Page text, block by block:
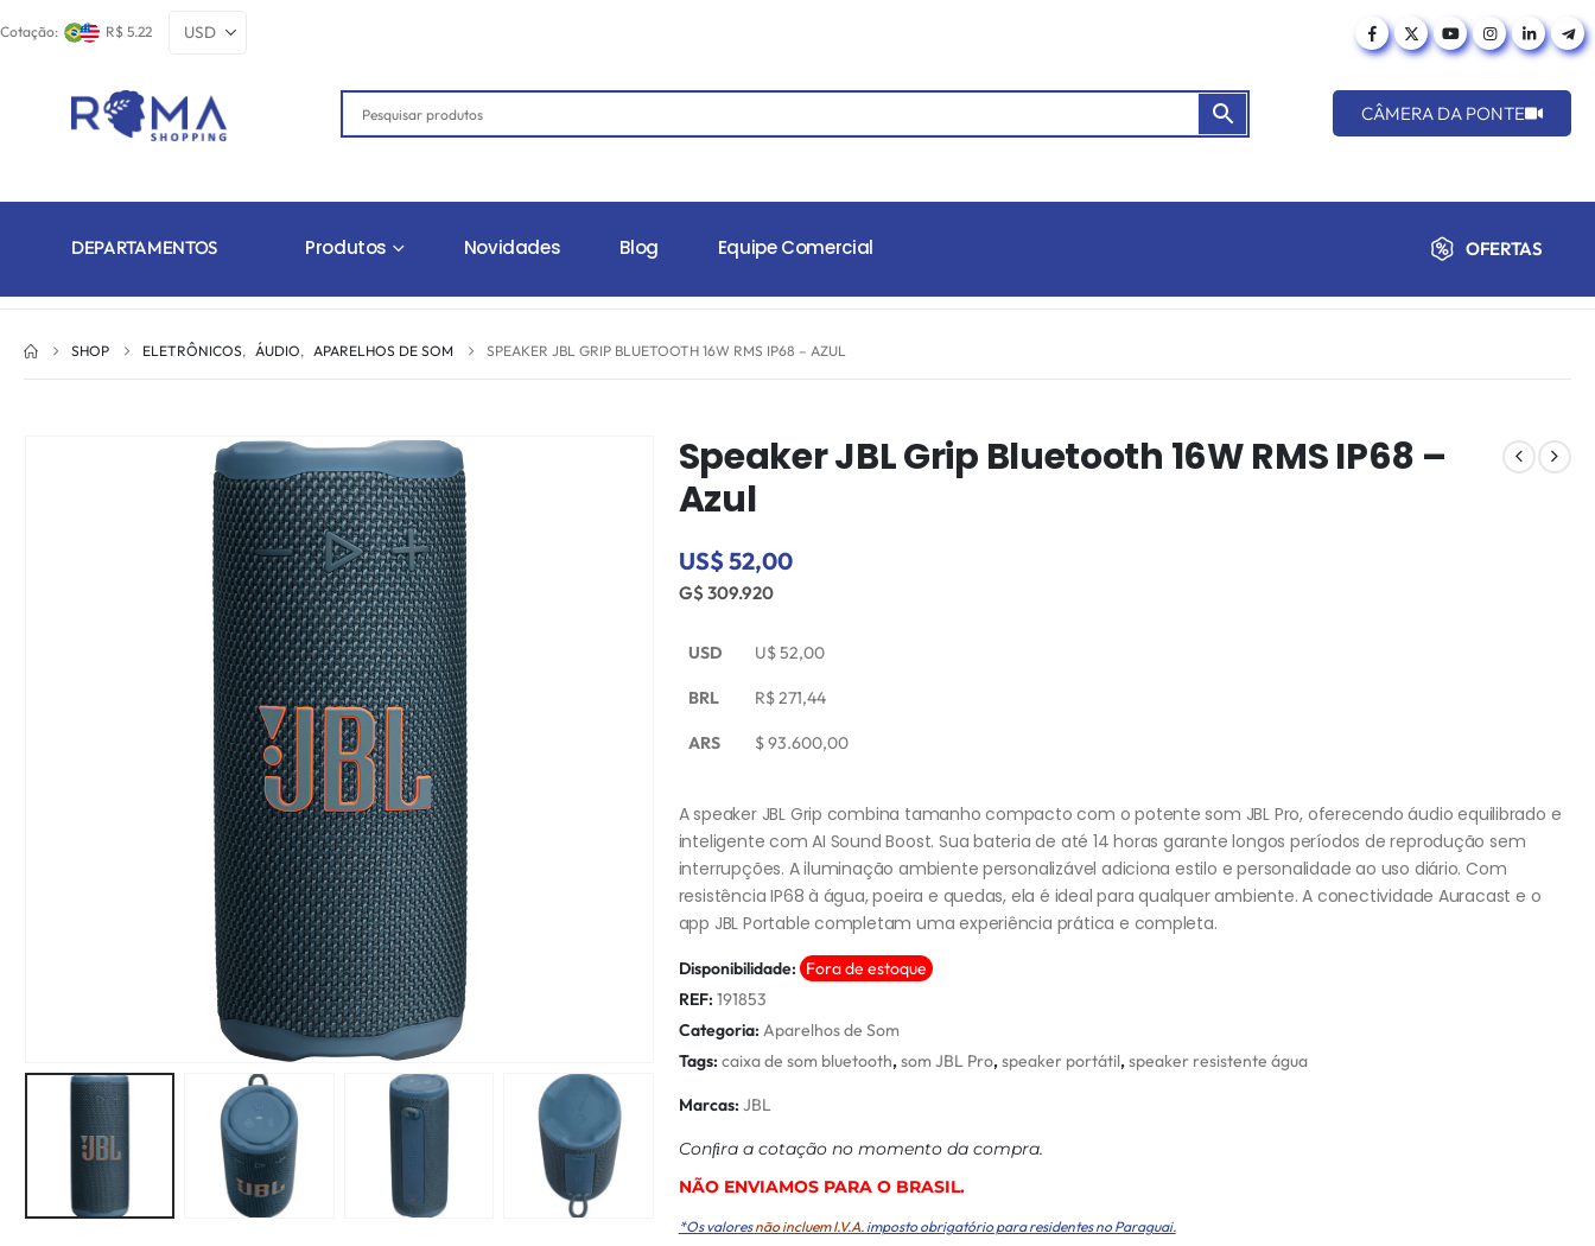
Cotação: R$ 5.22
CÂMERA DA PONTE
DEPARTAMENTOS Produtos Novidades Blog Equipe Comercial OFERTAS
SHOP ELETRÔNICOS, ÁUDIO, APARELHOS DE SOM SPEAKER JBL GRIP BLUETOOTH 16W RMS IP68 – AZUL
Speaker JBL Grip Bluetooth 16W RMS IP68 –
Azul
US$ 52,00
G$ 309.920
USD U$52,00
BRL R$271,44
ARS $93.600,00
A speaker JBL Grip combina tamanho compacto com o potente som JBL Pro, oferecendo áudio equilibrado e
inteligente com AI Sound Boost. Sua bateria de até 14 horas garante longos períodos de reprodução sem
interrupções. A iluminação ambiente personalizável adiciona estilo e personalidade ao uso diário. Com
resistência IP68 à água, poeira e quedas, ela é ideal para qualquer ambiente. A conectividade Auracast e o
app JBL Portable completam uma experiência prática e completa.
Disponibilidade: Fora de estoque
REF: 191853
Categoria: Aparelhos de Som
Tags: caixa de som bluetooth,som JBL Pro,speaker portátil,speaker resistente água
Marcas: JBL
Conﬁra a cotação no momento da compra.
NÃO ENVIAMOS PARA O BRASIL.
*Os valoresnão incluem I.V.A. imposto obrigatório para residentes no Paraguai.